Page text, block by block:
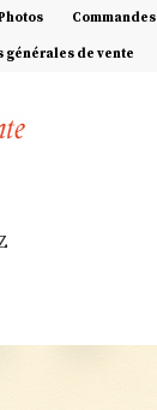
Commandes
générales de vente